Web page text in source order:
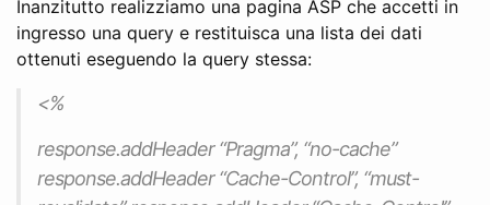
Inanzitutto realizziamo una pagina ASP che accetti in
ingresso una query e restituisca una lista dei dati
ottenuti eseguendo la query stessa:
<%
response.addHeader “Pragma”, “no-cache”
response.addHeader “Cache-Control”, “must-